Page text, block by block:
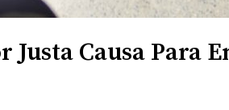
Causa Para